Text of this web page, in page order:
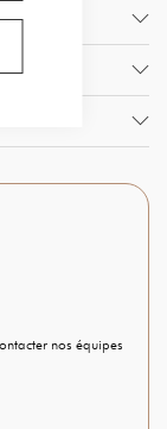
nos équipes